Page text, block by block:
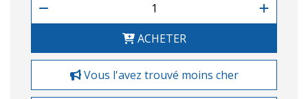
ACHETER
Vous l'avez trouvé moins cher